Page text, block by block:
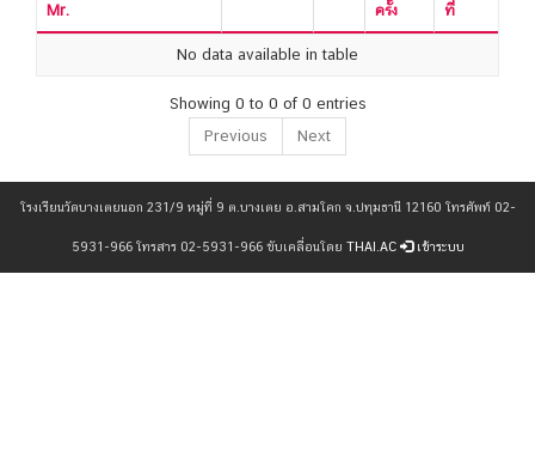
Mr. ครั้ง
ที่
No data available in table
Showing 0 to 0 of 0 entries
Previous
Next
โรงเรียนวัดบางเตยนอก 231/9 หมู่ที่ 9 ต.บางเตย อ.สามโคก จ.ปทุมธานี 12160 โทรศัพท์ 02-
5931-966 โทรสาร 02-5931-966 ขับเคลื่อนโดย THAI.AC เข้าระบบ